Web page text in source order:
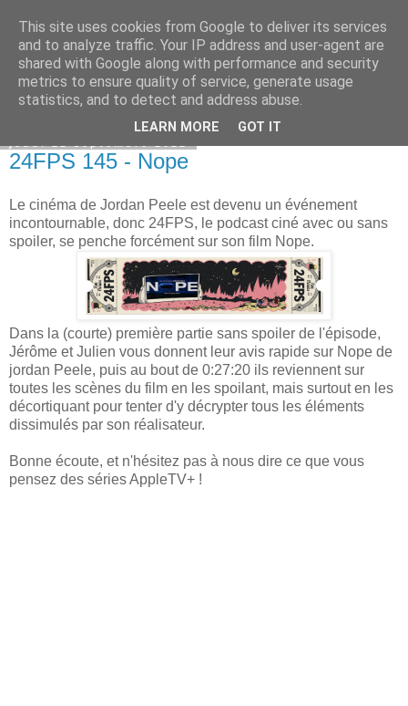
Bepod
24FPS 145 - Nope
Le cinéma de Jordan Peele est devenu un événement
incontournable, donc 24FPS, le podcast ciné avec ou sans
spoiler, se penche forcément sur son film Nope.
Dans la (courte) première partie sans spoiler de l'épisode,
Jérôme et Julien vous donnent leur avis rapide sur Nope de
jordan Peele, puis au bout de 0:27:20 ils reviennent sur
toutes les scènes du film en les spoilant, mais surtout en les
décortiquant pour tenter d'y décrypter tous les éléments
dissimulés par son réalisateur.
Bonne écoute, et n'hésitez pas à nous dire ce que vous
pensez des séries AppleTV+ !
This site uses cookies from Google to deliver its services
and to analyze traffic. Your IP address and user-agent are
shared with Google along with performance and security
metrics to ensure quality of service, generate usage
statistics, and to detect and address abuse.
LEARN MORE GOT IT